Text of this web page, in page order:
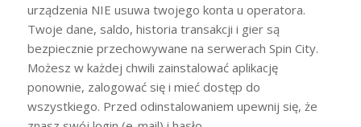
urządzenia NIE usuwa twojego konta u operatora.
Twoje dane, saldo, historia transakcji i gier są
bezpiecznie przechowywane na serwerach Spin City.
Możesz w każdej chwili zainstalować aplikację
ponownie, zalogować się i mieć dostęp do
wszystkiego. Przed odinstalowaniem upewnij się, że